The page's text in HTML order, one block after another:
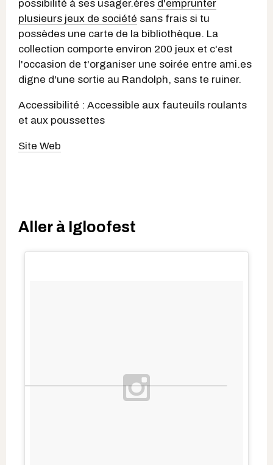
possibilité à ses usager.ères d'emprunter
plusieurs jeux de société sans frais si tu
possèdes une carte de la bibliothèque. La
collection comporte environ 200 jeux et c'est
l'occasion de t'organiser une soirée entre ami.es
digne d'une sortie au Randolph, sans te ruiner.
Accessibilité : Accessible aux fauteuils roulants
et aux poussettes
Site Web
Aller à Igloofest